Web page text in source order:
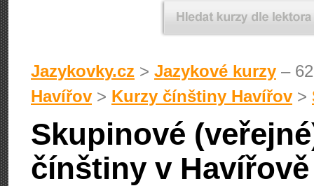
Jazykovky.cz > Jazykové kurzy –
Havířov > Kurzy čínštiny Havířov >
Skupinové
čínštiny v Havířově